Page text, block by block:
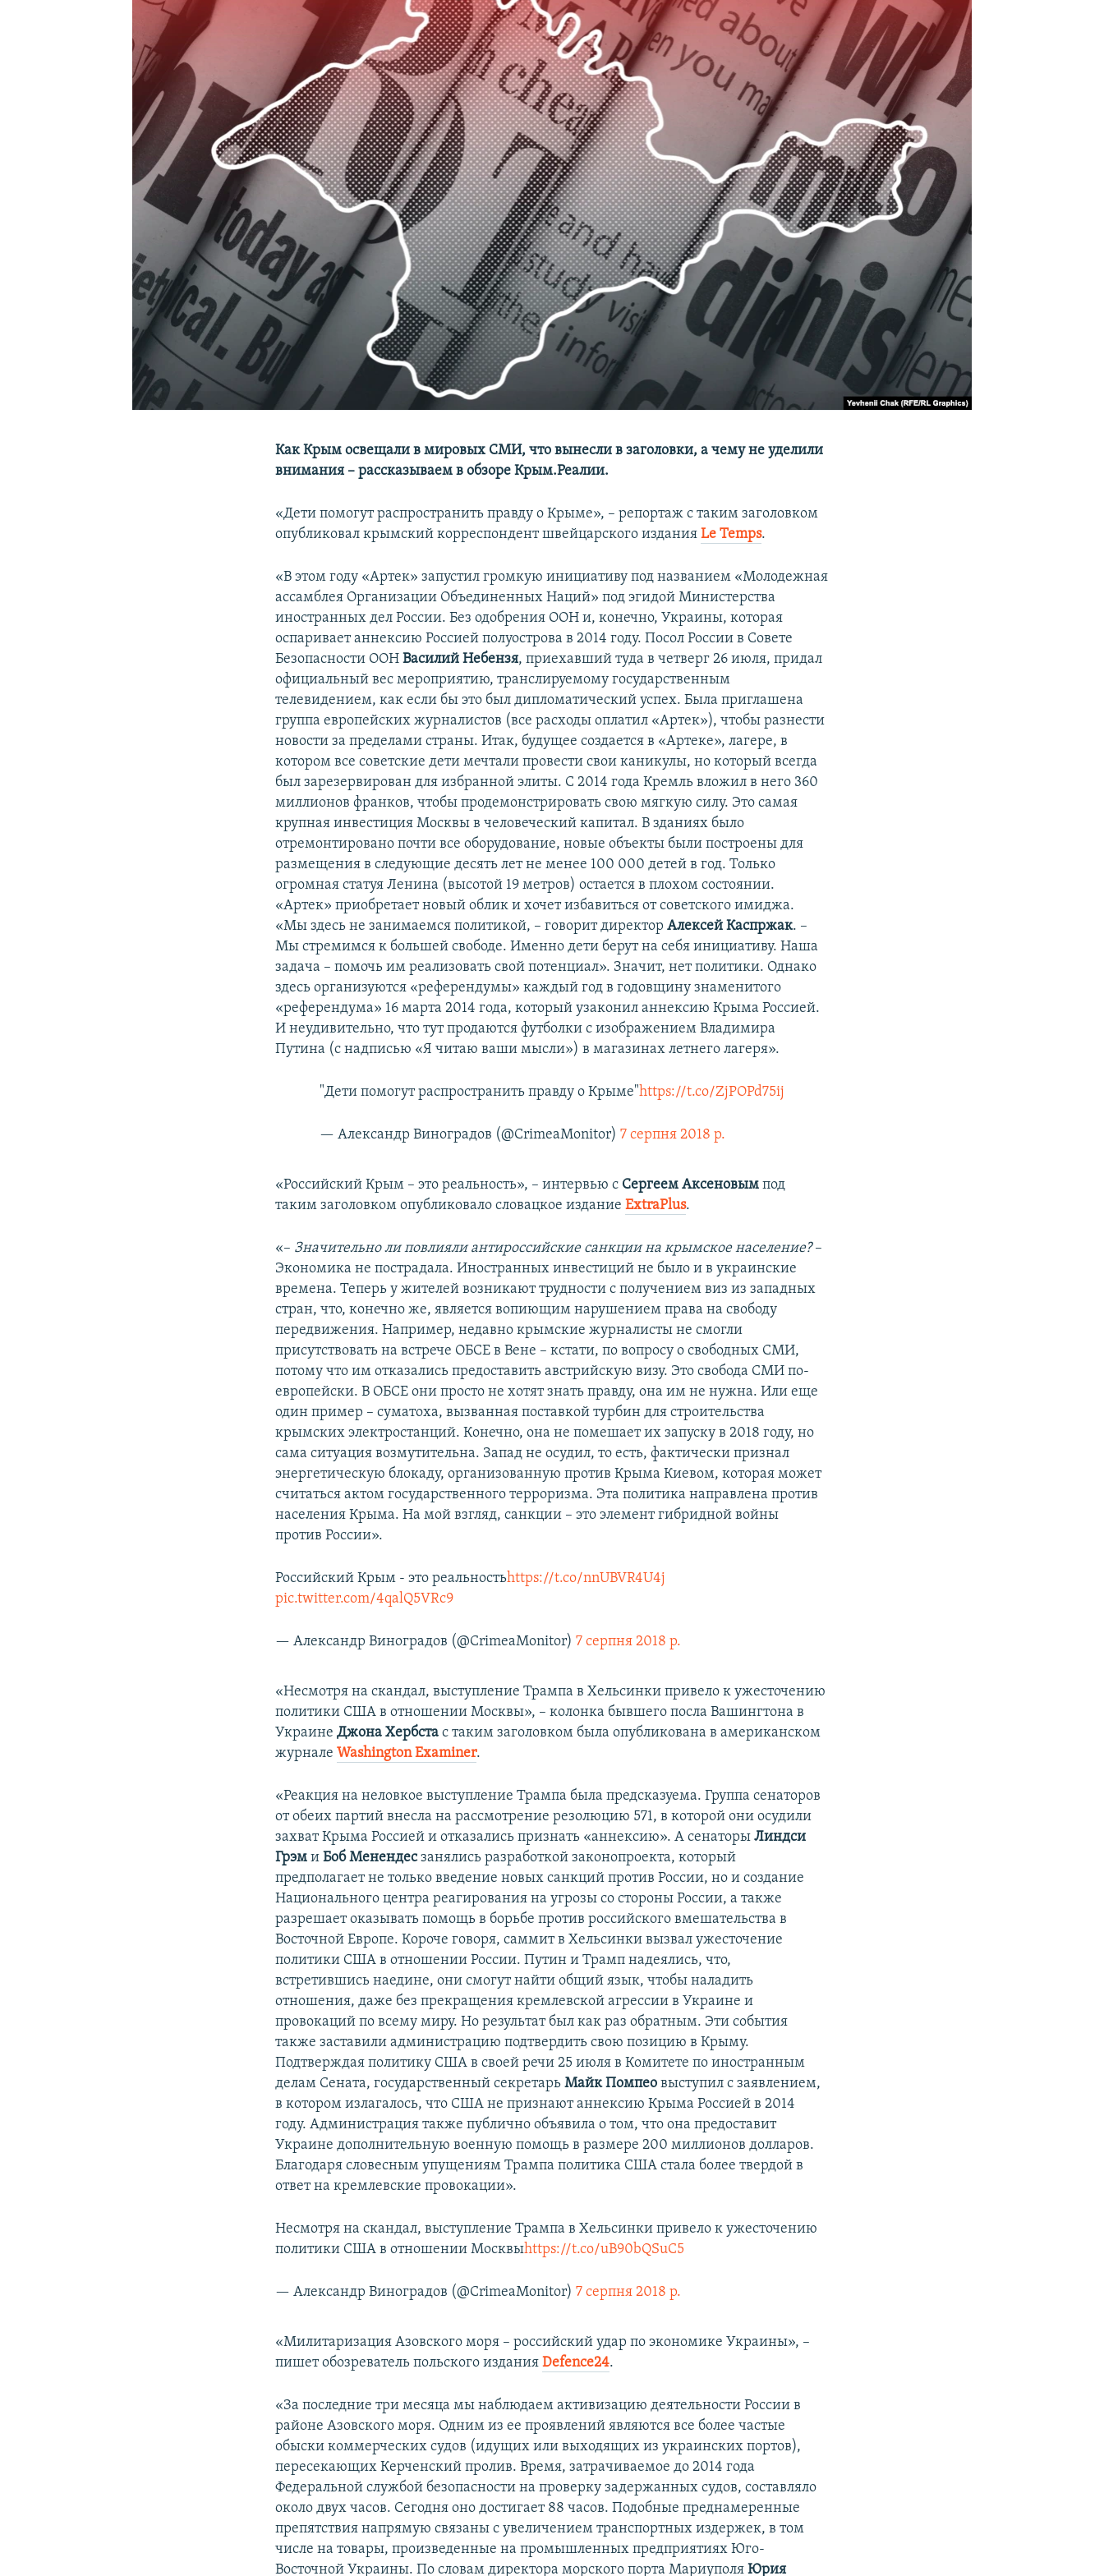
УКРАИНСКАЯ ПРОБЛЕМА КРЫМА
Как Крым освещали в мировых СМИ, что вынесли в заголовки, а чему не уделили
внимания – рассказываем в обзоре Крым.Реалии.
«Дети помогут распространить правду о Крыме», – репортаж с таким заголовком
опубликовал крымский корреспондент швейцарского изданияLe Temps.
«В этом году «Артек» запустил громкую инициативу под названием «Молодежная
ассамблея Организации Объединенных Наций» под эгидой Министерства
иностранных дел России. Без одобрения ООН и, конечно, Украины, которая
оспаривает аннексию Россией полуострова в 2014 году. Посол России в Совете
Безопасности ООНВасилий Небензя, приехавший туда в четверг 26 июля, придал
официальный вес мероприятию, транслируемому государственным
телевидением, как если бы это был дипломатический успех. Была приглашена
группа европейских журналистов (все расходы оплатил «Артек»), чтобы разнести
новости за пределами страны. Итак, будущее создается в «Артеке», лагере, в
котором все советские дети мечтали провести свои каникулы, но который всегда
был зарезервирован для избранной элиты. С 2014 года Кремль вложил в него 360
миллионов франков, чтобы продемонстрировать свою мягкую силу. Это самая
крупная инвестиция Москвы в человеческий капитал. В зданиях было
отремонтировано почти все оборудование, новые объекты были построены для
размещения в следующие десять лет не менее 100 000 детей в год. Только
огромная статуя Ленина (высотой 19 метров) остается в плохом состоянии.
«Артек» приобретает новый облик и хочет избавиться от советского имиджа.
«Мы здесь не занимаемся политикой, – говорит директорАлексей Каспржак. –
Мы стремимся к большей свободе. Именно дети берут на себя инициативу. Наша
задача – помочь им реализовать свой потенциал». Значит, нет политики. Однако
здесь организуются «референдумы» каждый год в годовщину знаменитого
«референдума» 16 марта 2014 года, который узаконил аннексию Крыма Россией.
И неудивительно, что тут продаются футболки с изображением Владимира
Путина (с надписью «Я читаю ваши мысли») в магазинах летнего лагеря».
"Дети помогут распространить правду о Крыме"https://t.co/ZjPOPd75ij
— Александр Виноградов (@CrimeaMonitor) 7 серпня 2018 р.
«Российский Крым – это реальность», – интервью с Сергеем Аксеновым под
таким заголовком опубликовало словацкое изданиеExtraPlus.
«–​ Значительно ли повлияли антироссийские санкции на крымское население?–
Экономика не пострадала. Иностранных инвестиций не было и в украинские
времена. Теперь у жителей возникают трудности с получением виз из западных
стран, что, конечно же, является вопиющим нарушением права на свободу
передвижения. Например, недавно крымские журналисты не смогли
присутствовать на встрече ОБСЕ в Вене – кстати, по вопросу о свободных СМИ,
потому что им отказались предоставить австрийскую визу. Это свобода СМИ по-
европейски. В ОБСЕ они просто не хотят знать правду, она им не нужна. Или еще
один пример – суматоха, вызванная поставкой турбин для строительства
крымских электростанций. Конечно, она не помешает их запуску в 2018 году, но
сама ситуация возмутительна. Запад не осудил, то есть, фактически признал
энергетическую блокаду, организованную против Крыма Киевом, которая может
считаться актом государственного терроризма. Эта политика направлена против
населения Крыма. На мой взгляд, санкции – это элемент гибридной войны
против России».
Российский Крым - это реальностьhttps://t.co/nnUBVR4U4j
pic.twitter.com/4qalQ5VRc9
— Александр Виноградов (@CrimeaMonitor)7 серпня 2018 р.
​«Несмотря на скандал, выступление Трампа в Хельсинки привело к ужесточению
политики США в отношении Москвы», – колонка бывшего посла Вашингтона в
УкраинеДжона Хербста с таким заголовком была опубликована в американском
журналеWashington Examiner.
«Реакция на неловкое выступление Трампа была предсказуема. Группа сенаторов
от обеих партий внесла на рассмотрение резолюцию 571, в которой они осудили
захват Крыма Россией и отказались признать «аннексию». А сенаторыЛиндси
Грэми Боб Менендесзанялись разработкой законопроекта, который
предполагает не только введение новых санкций против России, но и создание
Национального центра реагирования на угрозы со стороны России, а также
разрешает оказывать помощь в борьбе против российского вмешательства в
Восточной Европе. Короче говоря, саммит в Хельсинки вызвал ужесточение
политики США в отношении России. Путин и Трамп надеялись, что,
встретившись наедине, они смогут найти общий язык, чтобы наладить
отношения, даже без прекращения кремлевской агрессии в Украине и
провокаций по всему миру. Но результат был как раз обратным. Эти события
также заставили администрацию подтвердить свою позицию в Крыму.
Подтверждая политику США в своей речи 25 июля в Комитете по иностранным
делам Сената, государственный секретарьМайк Помпео выступил с заявлением,
в котором излагалось, что США не признают аннексию Крыма Россией в 2014
году. Администрация также публично объявила о том, что она предоставит
Украине дополнительную военную помощь в размере 200 миллионов долларов.
Благодаря словесным упущениям Трампа политика США стала более твердой в
ответ на кремлевские провокации».
Несмотря на скандал, выступление Трампа в Хельсинки привело к ужесточению
политики США в отношении Москвыhttps://t.co/uB90bQSuC5
— Александр Виноградов (@CrimeaMonitor)7 серпня 2018 р.
«Милитаризация Азовского моря – российский удар по экономике Украины», –
пишет обозреватель польского изданияDefence24.
«За последние три месяца мы наблюдаем активизацию деятельности России в
районе Азовского моря. Одним из ее проявлений являются все более частые
обыски коммерческих судов (идущих или выходящих из украинских портов),
пересекающих Керченский пролив. Время, затрачиваемое до 2014 года
Федеральной службой безопасности на проверку задержанных судов, составляло
около двух часов. Сегодня оно достигает 88 часов. Подобные преднамеренные
препятствия напрямую связаны с увеличением транспортных издержек, в том
числе на товары, произведенные на промышленных предприятиях Юго-
Восточной Украины. По словам директора морского порта МариуполяЮрия